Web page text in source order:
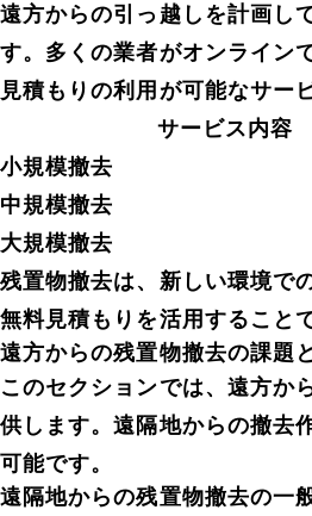
遠方からの引っ越しを計画し
す。多くの業者がオンライン
見積もりの利用が可能なサー
サービス内容
小規模撤去
中規模撤去
大規模撤去
残置物撤去は、新しい環境で
無料見積もりを活用すること
遠方からの残置物撤去の課題
このセクションでは、遠方か
供します。遠隔地からの撤去
可能です。
遠隔地からの残置物撤去の一